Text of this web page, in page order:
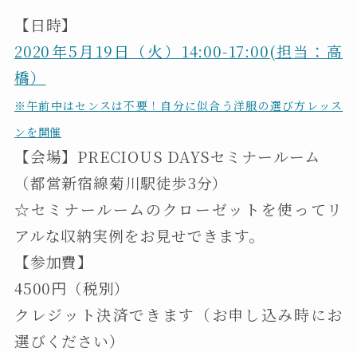
【日時】
2020年5月19日（火）14:00-17:00(担当：高
橋）
※午前中はセンスは不要！自分に似合う洋服の選び方レッス
ンを開催
【会場】PRECIOUS DAYSセミナールーム
（都営新宿線菊川駅徒歩3分）
☆セミナールームのクローゼットを使ってリ
アルな収納実例をお見せできます。
【参加費】
4500円（税別）
クレジット決済できます（お申し込み時にお
選びください）